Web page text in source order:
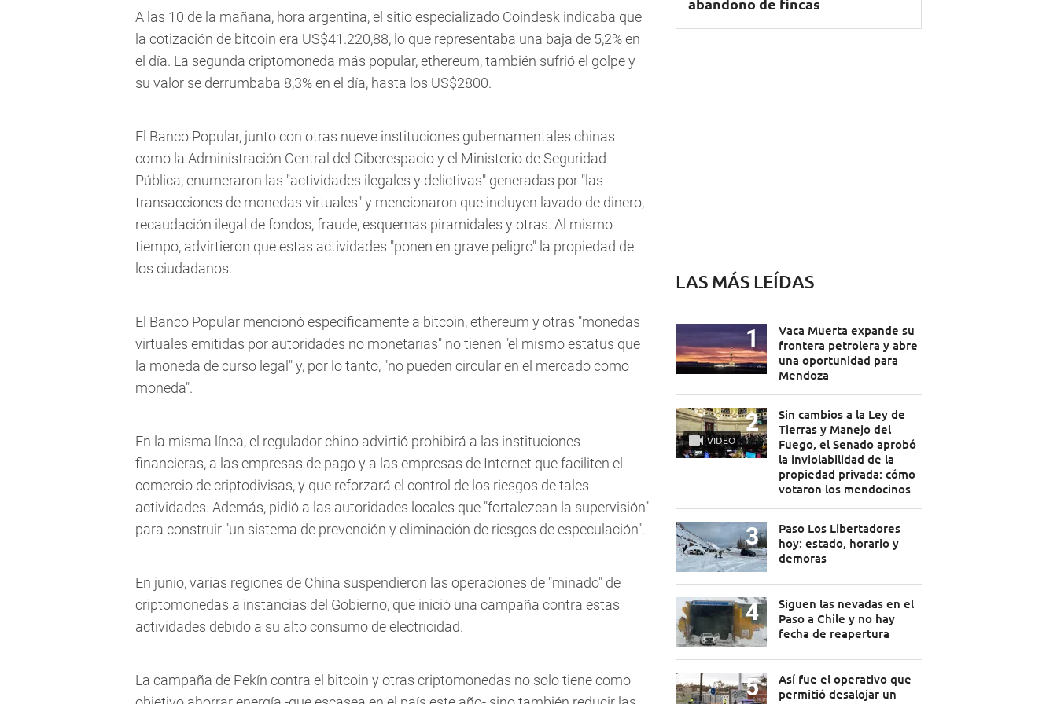
A las 10 de la mañana, hora argentina, el sitio especializado Coindesk indicaba que
la cotización de bitcoin era US$41.220,88, lo que representaba una baja de 5,2% en
el día. La segunda criptomoneda más popular, ethereum, también sufrió el golpe y
su valor se derrumbaba 8,3% en el día, hasta los US$2800.
El Banco Popular, junto con otras nueve instituciones gubernamentales chinas
como la Administración Central del Ciberespacio y el Ministerio de Seguridad
Pública, enumeraron las "actividades ilegales y delictivas" generadas por "las
transacciones de monedas virtuales" y mencionaron que incluyen lavado de dinero,
recaudación ilegal de fondos, fraude, esquemas piramidales y otras. Al mismo
tiempo, advirtieron que estas actividades "ponen en grave peligro" la propiedad de
los ciudadanos.
El Banco Popular mencionó específicamente a bitcoin, ethereum y otras "monedas
virtuales emitidas por autoridades no monetarias" no tienen "el mismo estatus que
la moneda de curso legal" y, por lo tanto, "no pueden circular en el mercado como
moneda".
En la misma línea, el regulador chino advirtió prohibirá a las instituciones
financieras, a las empresas de pago y a las empresas de Internet que faciliten el
comercio de criptodivisas, y que reforzará el control de los riesgos de tales
actividades. Además, pidió a las autoridades locales que "fortalezcan la supervisión"
para construir "un sistema de prevención y eliminación de riesgos de especulación".
En junio, varias regiones de China suspendieron las operaciones de "minado" de
criptomonedas a instancias del Gobierno, que inició una campaña contra estas
actividades debido a su alto consumo de electricidad.
La campaña de Pekín contra el bitcoin y otras criptomonedas no solo tiene como
abandono de fincas
LAS MÁS LEÍDAS
Vaca Muerta expande su
frontera petrolera y abre
una oportunidad para
Mendoza
VIDEO
Sin cambios a la Ley de
Tierras y Manejo del
Fuego, el Senado aprobó
la inviolabilidad de la
propiedad privada: cómo
votaron los mendocinos
Paso Los Libertadores
hoy: estado, horario y
demoras
Siguen las nevadas en el
Paso a Chile y no hay
fecha de reapertura
Así fue el operativo que
permitió desalojar un